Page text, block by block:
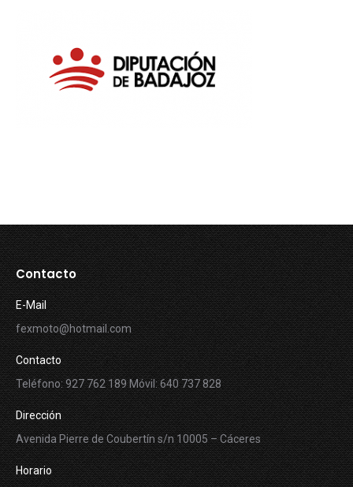
Contacto
E-Mail
fexmoto@hotmail.com
Contacto
Teléfono: 927 762 189 Móvil: 640 737 828
Dirección
Avenida Pierre de Coubertín s/n 10005 – Cáceres
Horario